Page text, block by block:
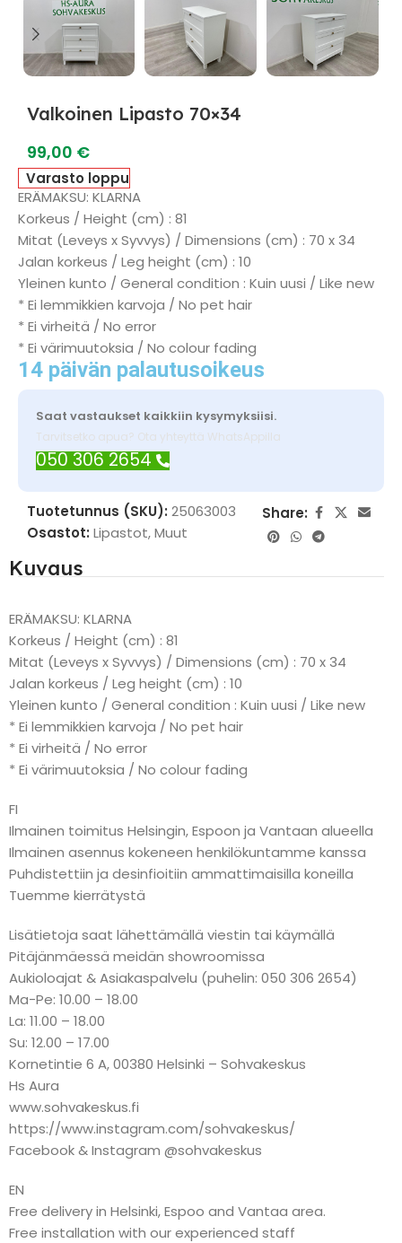
Valkoinen Lipasto 70×34
99,00 €
Varasto loppu
ERÄMAKSU: KLARNA
Korkeus / Height (cm) : 81
Mitat (Leveys x Syvvys) / Dimensions (cm) : 70 x 34
Jalan korkeus / Leg height (cm) : 10
Yleinen kunto / General condition : Kuin uusi / Like new
* Ei lemmikkien karvoja / No pet hair
* Ei virheitä / No error
* Ei värimuutoksia / No colour fading
14 päivän palautusoikeus
Saat vastaukset kaikkiin kysymyksiisi.
Tarvitsetko apua? Ota yhteyttä WhatsAppilla
050 306 2654
Tuotetunnus (SKU): 25063003
Osastot: Lipastot,Muut
Share:
Kuvaus
ERÄMAKSU: KLARNA
Korkeus / Height (cm) : 81
Mitat (Leveys x Syvvys) / Dimensions (cm) : 70 x 34
Jalan korkeus / Leg height (cm) : 10
Yleinen kunto / General condition : Kuin uusi / Like new
* Ei lemmikkien karvoja / No pet hair
* Ei virheitä / No error
* Ei värimuutoksia / No colour fading
FI
Ilmainen toimitus Helsingin, Espoon ja Vantaan alueella
Ilmainen asennus kokeneen henkilökuntamme kanssa
Puhdistettiin ja desinfioitiin ammattimaisilla koneilla
Tuemme kierrätystä
Lisätietoja saat lähettämällä viestin tai käymällä
Pitäjänmäessä meidän showroomissa
Aukioloajat & Asiakaspalvelu (puhelin: 050 306 2654)
Ma-Pe: 10.00 – 18.00
La: 11.00 – 18.00
Su: 12.00 – 17.00
Kornetintie 6 A, 00380 Helsinki – Sohvakeskus
Hs Aura
www.sohvakeskus.fi
https://www.instagram.com/sohvakeskus/
Facebook & Instagram @sohvakeskus
EN
Free delivery in Helsinki, Espoo and Vantaa area.
Free installation with our experienced staff